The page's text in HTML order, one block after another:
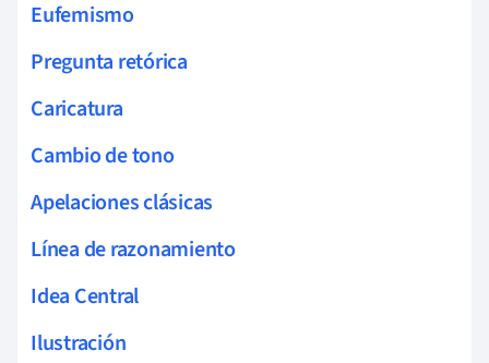
Eufemismo
Pregunta retórica
Caricatura
Cambio de tono
Apelaciones clásicas
Línea de razonamiento
Idea Central
Ilustración